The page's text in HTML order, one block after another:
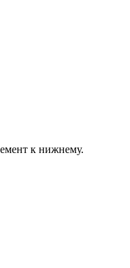
к нижнему.